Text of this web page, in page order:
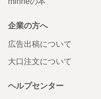
企業の方へ
広告出稿について
大口注文について
ヘルプセンター